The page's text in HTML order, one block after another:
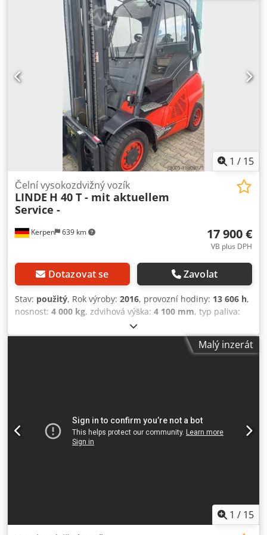
vozík ISO třída: ISO třída 3 = 2 500 - 4 999 kg Typ stožáru:
Duplex Technický stav: velmi dobrý Přední pneumatiky typ:
Superelastik Přední pneumatiky rozměr: 250/70-15 Přední
pneumatiky stav: 80 - 100 % Cedpfx Apsyyrpqjdeha Zadní
pneumatiky typ: Superelastik Zadní pneumatiky rozměr:
250-15 Zadní pneumatiky stav: 80 - 100 % Popis: Servisně
prověřeno, nová UVV & kontrola, nový lak Boční posuv, 3.
ventil, pracovní světlomet vzadu, pracovní světlomet
vpředu, plný volný zdvih, CE certifikát,
1 / 15
Kerpen 639 km
Čelní vysokozdvižný vozík
LINDE H 40 T - mit aktuellem
Service -
17 900 €
VB plus DPH
Dotazovat se Zavolat
Stav: použitý, Rok výroby: 2016, provozní hodiny: 13 606 h,
nosnost: 4 000 kg, zdvihová výška: 4 100 mm, typ paliva:
2 920 mm
automatický, Vybavení:kabina, Linde H 40 T - Série 394 -
Vyrobeno v Německu. Nasazení v Německu. Technicky i
světlomety Standardní stožár s volným zdvihem 150 mm
Ovládání joystickem pomocí křížové páky Výška zdvihu: 4
100 mm Výška: 2 920 mm Volný zdvih: 150 mm Vidlice 1
Malý inzerát
1 / 15